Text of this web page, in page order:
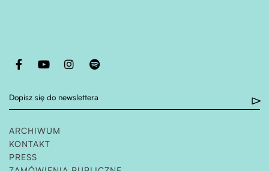
Otwiera stronę w nowej karcie
Otwiera stronę w nowej karcie
Otwiera stronę w nowej karcie
Otwiera stronę w nowej karcie
Dopisz się do newslettera
ARCHIWUM
KONTAKT
PRESS